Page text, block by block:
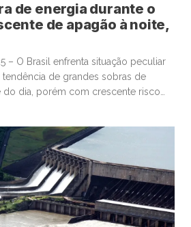
de energia durante o
de apagão à noite,
– O Brasil enfrenta situação peculiar
de grandes sobras de
do dia, porém com crescente risco
Zucarato. O excesso […]